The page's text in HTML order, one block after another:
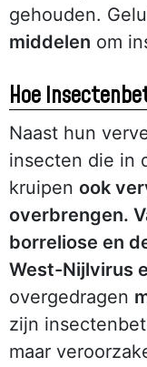
gehouden.
middelen om
Hoe
Naast hun
insecten die in
kruipen ook
overbrengen.
borreliose en
West-Nijlvirus
overgedragen
zijn
maar